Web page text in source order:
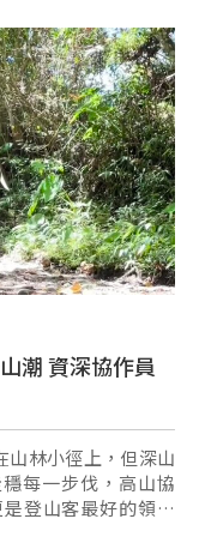
潮 資深協作員
山林小徑上，但深山
每一步伐，高山協
登山客最好的領頭